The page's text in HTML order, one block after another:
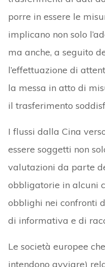
porre in essere le
implicano non solo
ma anche, a seguito
l’effettuazione di
la messa in atto di
il trasferimento
I flussi dalla Cina
essere soggetti non
valutazioni da parte
obbligatorie in alcuni
obblighi nei confronti
di informativa e di
Le società europee
intendono avviare)